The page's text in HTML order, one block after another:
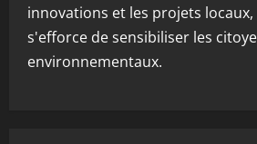
innovations et les projets locaux,
s'efforce de sensibiliser les
environnementaux.